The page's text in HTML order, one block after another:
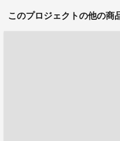
このプロジェクトの他の商